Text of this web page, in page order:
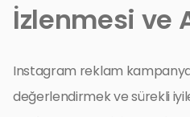
İzlenmesi ve
Instagram reklam
değerlendirmek ve sürekli